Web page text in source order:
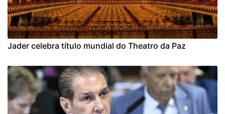
Jader celebra título mundial do Theatro da Paz